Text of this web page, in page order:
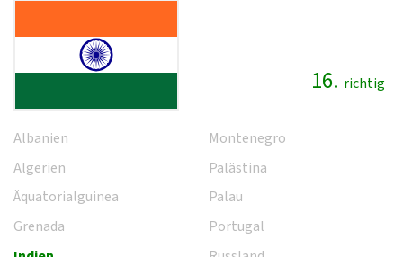
16. richtig
Albanien
Algerien
Äquatorialguinea
Grenada
Montenegro
Palästina
Palau
Portugal